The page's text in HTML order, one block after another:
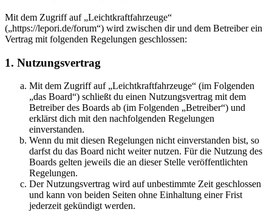
Mit dem Zugriff auf „Leichtkraftfahrzeuge“
(„https://lepori.de/forum“) wird zwischen dir und dem Betreiber ein
Vertrag mit folgenden Regelungen geschlossen:
1. Nutzungsvertrag
Mit dem Zugriff auf „Leichtkraftfahrzeuge“ (im Folgenden
„das Board“) schließt du einen Nutzungsvertrag mit dem
Betreiber des Boards ab (im Folgenden „Betreiber“) und
erklärst dich mit den nachfolgenden Regelungen
einverstanden.
Wenn du mit diesen Regelungen nicht einverstanden bist, so
darfst du das Board nicht weiter nutzen. Für die Nutzung des
Boards gelten jeweils die an dieser Stelle veröffentlichten
Regelungen.
Der Nutzungsvertrag wird auf unbestimmte Zeit geschlossen
und kann von beiden Seiten ohne Einhaltung einer Frist
jederzeit gekündigt werden.